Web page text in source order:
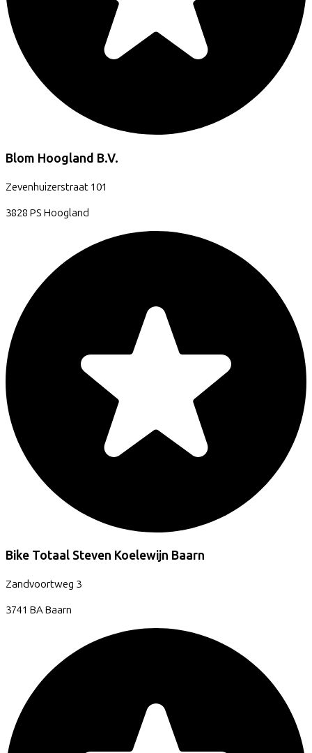
Blom Hoogland B.V.
Zevenhuizerstraat 101
3828 PS Hoogland
Bike Totaal Steven Koelewijn Baarn
Zandvoortweg 3
3741 BABaarn